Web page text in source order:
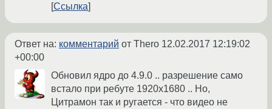
Ссылка
Ответ на: комментарий от Thero 12.02.2017 12:19:02
+00:00
Обновил ядро до 4.9.0 .. разрешение само
встало при ребуте 1920х1680 .. Но,
Цитрамон так и ругается - что видео не